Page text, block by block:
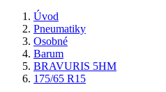
Úvod
Pneumatiky
Osobné
Barum
BRAVURIS 5HM
175/65 R15